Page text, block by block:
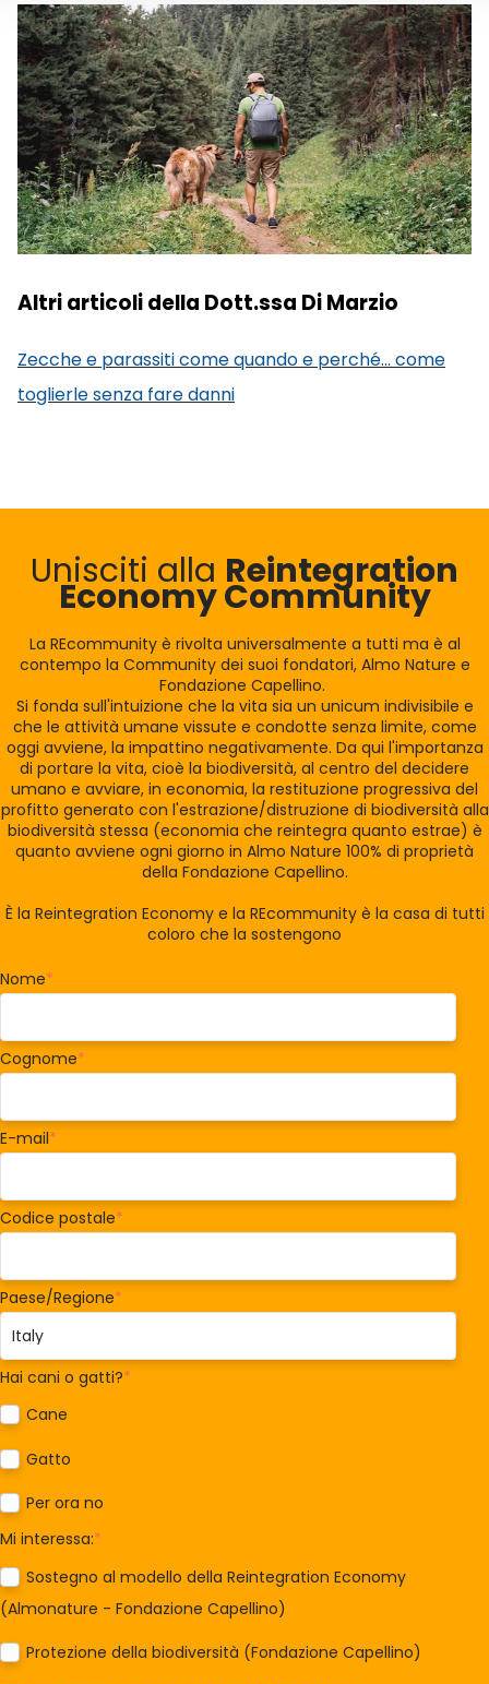
Altri articoli della Dott.ssa Di Marzio
Zecche e parassiti come quando e perché... come
toglierle senza fare danni
Unisciti alla Reintegration
Economy Community
La REcommunity è rivolta universalmente a tutti ma è al
contempo la Community dei suoi fondatori, Almo Nature e
Fondazione Capellino.
Si fonda sull'intuizione che la vita sia un unicum indivisibile e
che le attività umane vissute e condotte senza limite, come
oggi avviene, la impattino negativamente. Da qui l'importanza
di portare la vita, cioè la biodiversità, al centro del decidere
umano e avviare, in economia, la restituzione progressiva del
profitto generato con l'estrazione/distruzione di biodiversità alla
biodiversità stessa (economia che reintegra quanto estrae) è
quanto avviene ogni giorno in Almo Nature 100% di proprietà
della Fondazione Capellino.
È la Reintegration Economy e la REcommunity è la casa di tutti
coloro che la sostengono
Nome*
Cognome*
E-mail*
Codice postale*
Paese/Regione*
Hai cani o gatti?*
Cane
Gatto
Per ora no
Mi interessa:*
Sostegno al modello della Reintegration Economy
(Almonature - Fondazione Capellino)
Protezione della biodiversità (Fondazione Capellino)